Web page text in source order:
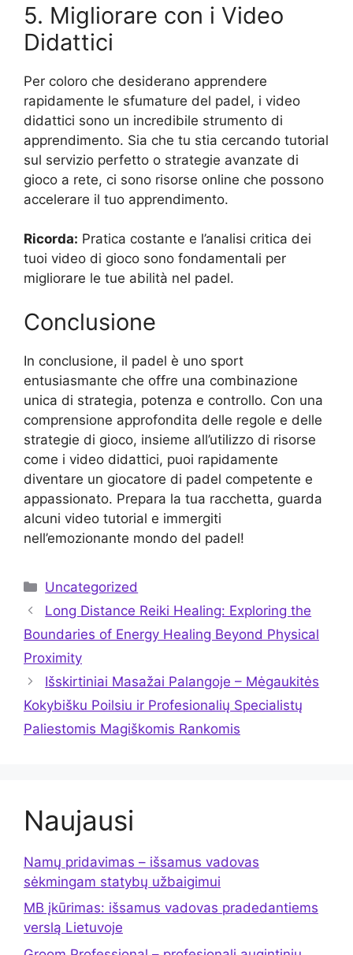
5. Migliorare con i Video
Didattici
Per coloro che desiderano apprendere
rapidamente le sfumature del padel, i video
didattici sono un incredibile strumento di
apprendimento. Sia che tu stia cercando tutorial
sul servizio perfetto o strategie avanzate di
gioco a rete, ci sono risorse online che possono
accelerare il tuo apprendimento.
Ricorda: Pratica costante e l’analisi critica dei
tuoi video di gioco sono fondamentali per
migliorare le tue abilità nel padel.
Conclusione
In conclusione, il padel è uno sport
entusiasmante che offre una combinazione
unica di strategia, potenza e controllo. Con una
comprensione approfondita delle regole e delle
strategie di gioco, insieme all’utilizzo di risorse
come i video didattici, puoi rapidamente
diventare un giocatore di padel competente e
appassionato. Prepara la tua racchetta, guarda
alcuni video tutorial e immergiti
nell’emozionante mondo del padel!
Kategorijos
Uncategorized
Long Distance Reiki Healing: Exploring the
Boundaries of Energy Healing Beyond Physical
Proximity
Išskirtiniai Masažai Palangoje – Mėgaukitės
Kokybišku Poilsiu ir Profesionalių Specialistų
Paliestomis Magiškomis Rankomis
Naujausi
Namų pridavimas – išsamus vadovas
sėkmingam statybų užbaigimui
MB įkūrimas: išsamus vadovas pradedantiems
verslą Lietuvoje